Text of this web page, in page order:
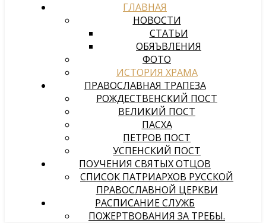
ГЛАВНАЯ
НОВОСТИ
СТАТЬИ
ОБЯЪВЛЕНИЯ
ФОТО
ИСТОРИЯ ХРАМА
ПРАВОСЛАВНАЯ ТРАПЕЗА
РОЖДЕСТВЕНСКИЙ ПОСТ
ВЕЛИКИЙ ПОСТ
ПАСХА
ПЕТРОВ ПОСТ
УСПЕНСКИЙ ПОСТ
ПОУЧЕНИЯ СВЯТЫХ ОТЦОВ
СПИСОК ПАТРИАРХОВ РУССКОЙ
ПРАВОСЛАВНОЙ ЦЕРКВИ
РАСПИСАНИЕ СЛУЖБ
ПОЖЕРТВОВАНИЯ ЗА ТРЕБЫ.